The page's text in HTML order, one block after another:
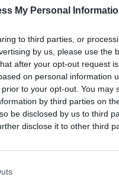
My Personal
to third parties, or
by us, please use the
after your opt-out request
on personal information
to your opt-out. You may
by third parties on
be disclosed by us to third
disclose it to other third
Det er til stor
zendiumprisen.